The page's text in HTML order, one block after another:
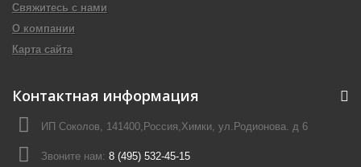
Свяжитесь с нами
О компании
Карта сайта
Контактная информация
ИП Соколов, 141400,Россия,Химки, ул.Родионова. д 6
Звоните нам: 8 (495) 532-45-15